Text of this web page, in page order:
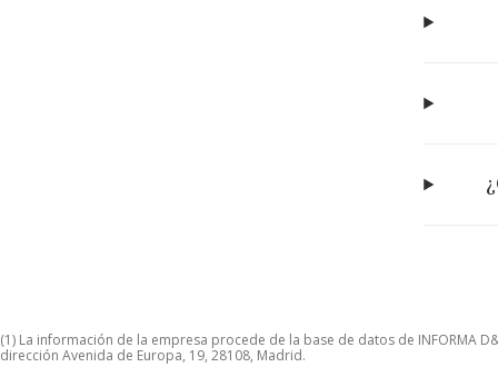
(1) La información de la empresa procede de la base de datos de INFORMA
dirección Avenida de Europa, 19, 28108, Madrid.